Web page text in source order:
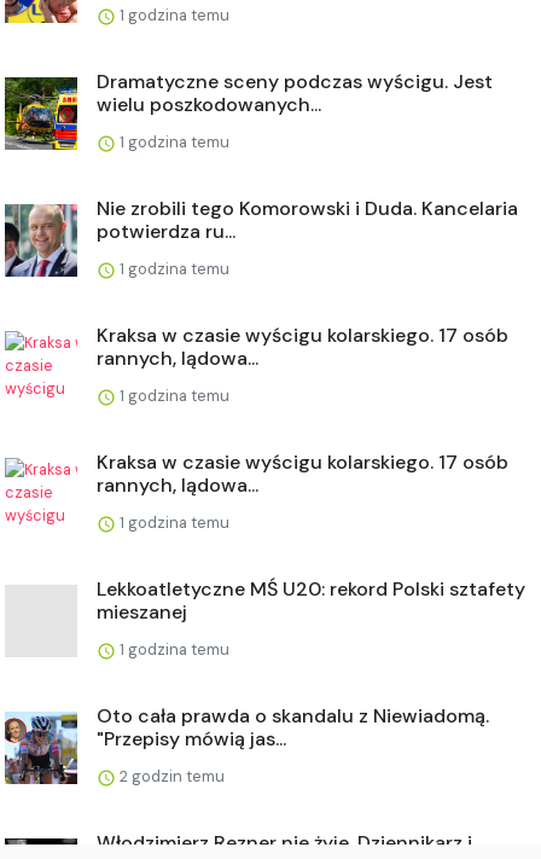
1 godzina temu
Dramatyczne sceny podczas wyścigu. Jest
wielu poszkodowanych...
1 godzina temu
Nie zrobili tego Komorowski i Duda. Kancelaria
potwierdza ru...
1 godzina temu
Kraksa w czasie wyścigu kolarskiego. 17 osób
rannych, lądowa...
1 godzina temu
Kraksa w czasie wyścigu kolarskiego. 17 osób
rannych, lądowa...
1 godzina temu
Lekkoatletyczne MŚ U20: rekord Polski sztafety
mieszanej
1 godzina temu
Oto cała prawda o skandalu z Niewiadomą.
"Przepisy mówią jas...
2 godzin temu
Włodzimierz Rezner nie żyje. Dziennikarz i